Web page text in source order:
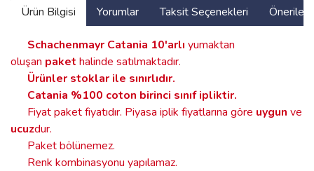
Ürün Bilgisi Yorumlar Taksit Seçenekleri
Schachenmayr Catania 10'arlı yumaktan
oluşan paket halinde satılmaktadır.
Ürünler stoklar ile sınırlıdır.
Catania %100 coton birinci sınıf ipliktir.
Fiyat paket fiyatıdır. Piyasa iplik fiyatlarına göre uygun ve
ucuzdur.
Paket bölünemez.
Renk kombinasyonu yapılamaz.